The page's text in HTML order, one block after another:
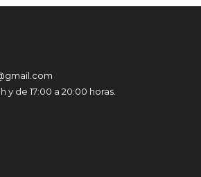
y de 17:00 a 20:00 horas.